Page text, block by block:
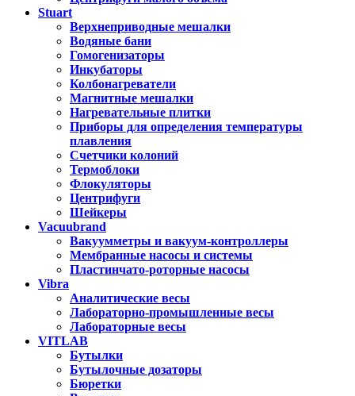
Stuart
Верхнеприводные мешалки
Водяные бани
Гомогенизаторы
Инкубаторы
Колбонагреватели
Магнитные мешалки
Нагревательные плитки
Приборы для определения температуры
плавления
Счетчики колоний
Термоблоки
Флокуляторы
Центрифуги
Шейкеры
Vacuubrand
Вакуумметры и вакуум-контроллеры
Мембранные насосы и системы
Пластинчато-роторные насосы
Vibra
Аналитические весы
Лабораторно-промышленные весы
Лабораторные весы
VITLAB
Бутылки
Бутылочные дозаторы
Бюретки